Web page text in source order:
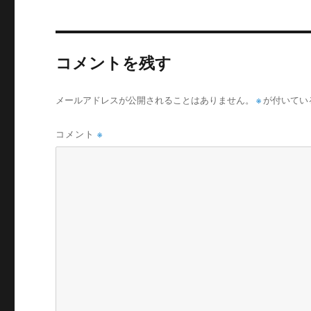
コメントを残す
メールアドレスが公開されることはありません。 ※ が付いて
コメント※